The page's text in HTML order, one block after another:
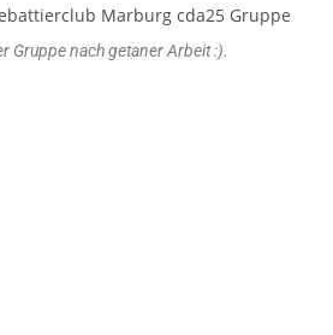
Gruppe nach getaner Arbeit :).